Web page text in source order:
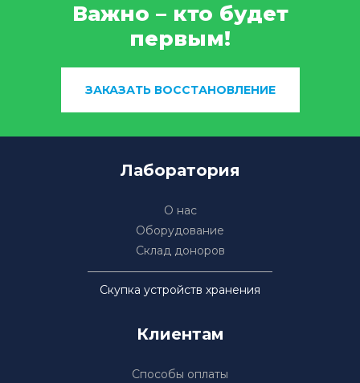
Важно – кто будет
первым!
ЗАКАЗАТЬ ВОССТАНОВЛЕНИЕ
Лаборатория
О нас
Оборудование
Склад доноров
Скупка устройств хранения
Клиентам
Способы оплаты